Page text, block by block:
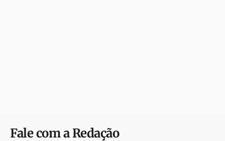
Fale com a Redação